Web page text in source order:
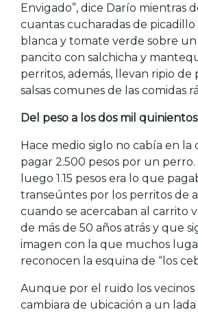
Envigado”, dice Darío mientras
cuantas cucharadas de
blanca y tomate verde sobre
pancito con salchicha y
perritos, además, llevan ripio de
salsas comunes de las comidas
Del peso a los dos mil quinientos
Hace medio siglo no cabía en la
pagar 2.500 pesos por un perro.
luego 1.15 pesos era lo que
transeúntes por los perritos de
cuando se acercaban al carrito
de más de 50 años atrás y que
imagen con la que muchos
reconocen la esquina de “los
Aunque por el ruido los
cambiara de ubicación a un